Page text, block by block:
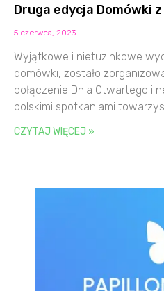
Druga edycja Domówki
5 czerwca, 2023
Wyjątkowe i nietuzinkowe
domówki, zostało
połączenie Dnia Otwartego i
polskimi spotkaniami
CZYTAJ WIĘCEJ »